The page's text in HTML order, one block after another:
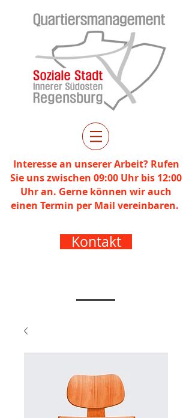
Interesse an unserer Arbeit? Rufen
Sie uns zwischen 09:00 Uhr bis 12:00
Uhr an. Gerne können wir auch
einen Termin per Mail vereinbaren.
Kontakt